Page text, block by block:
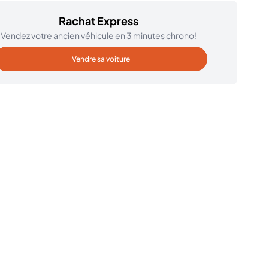
Rachat Express
Vendez votre ancien véhicule en 3 minutes chrono!
Vendre sa voiture